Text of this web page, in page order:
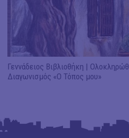
Γεννάδειος Βιβλιοθήκη |
Διαγωνισμός «Ο Τόπος μου»